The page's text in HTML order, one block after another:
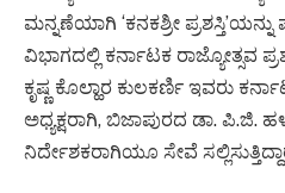
ಮನ್ನಣೆಯಾಗಿ ‘ಕನಕಶ್ರೀ ಪ್ರಶಸ್ತಿ’ಯನ್ನು
ವಿಭಾಗದಲ್ಲಿ ಕರ್ನಾಟಕ ರಾಜ್ಯೋತ್ಸವ
ಕೃಷ್ಣ ಕೊಲ್ಹಾರ ಕುಲಕರ್ಣಿ ಇವರು
ಅಧ್ಯಕ್ಷರಾಗಿ, ಬಿಜಾಪುರದ ಡಾ. ಪಿ.ಜಿ.
ನಿರ್ದೇಶಕರಾಗಿಯೂ ಸೇವೆ